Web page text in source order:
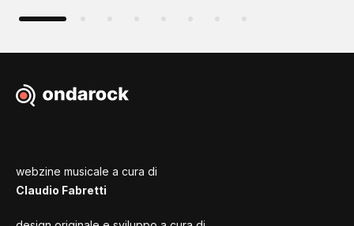
webzine musicale a cura di
Claudio Fabretti